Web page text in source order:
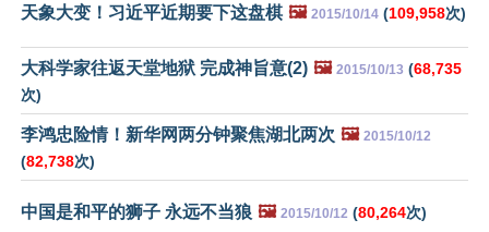
天象大变！习近平近期要下这盘棋 🖼️ 2015/10/14 (109,958次)
大科学家往返天堂地狱 完成神旨意(2) 🖼️ 2015/10/13 (68,735
次)
李鸿忠险情！新华网两分钟聚焦湖北两次 🖼️ 2015/10/12
(82,738次)
中国是和平的狮子 永远不当狼 🖼️ 2015/10/12 (80,264次)